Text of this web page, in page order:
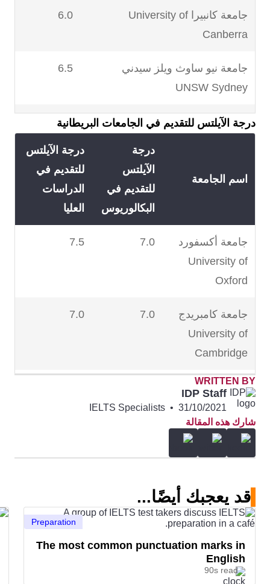
جامعة كانبيرا University of
Canberra
6.0
جامعة نيو ساوث ويلز سيدني
UNSW Sydney
6.5
جامعة ولونغونغ University of
6.0
جامعة كوينزلاند للتكنولوجيا
Queensland University of
6.5
جامعة بوند Bond University 6.0
درجة الآيلتس للتقديم في الجامعات البريطانية
اسم الجامعة
درجة
الآيلتس
للتقديم في
البكالوريوس
درجة الآيلتس
للتقديم في
الدراسات
العليا
جامعة أكسفورد
University of
Oxford
7.0
7.5
جامعة كامبريدج
University of
Cambridge
7.0
7.0
كلية لندن
للاقتصاد London
School of
Economics
الجامعية
University
جامعة إدنبرة
WRITTEN BY
IDP Staff
31/10/2021
•
IELTS Specialists
شارك هذه المقالة
قد يعجبك أيضًا...
Preparation
The most common punctuation marks in
English
90s read